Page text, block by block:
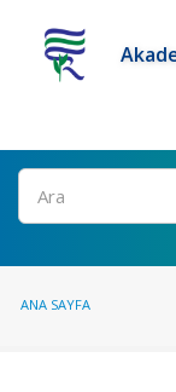
Ara
ANA SAYFA